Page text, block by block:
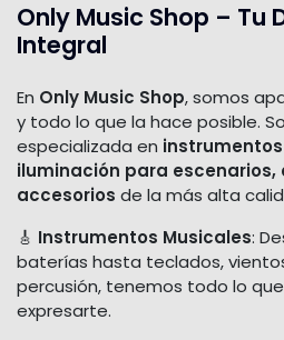
Only Music Shop – Tu
Integral
En Only Music Shop, somos
y todo lo que la hace posible.
especializada en
iluminación para escenarios,
accesorios de la más alta
🎸 Instrumentos Musicales:
baterías hasta teclados,
percusión, tenemos todo lo
expresarte.